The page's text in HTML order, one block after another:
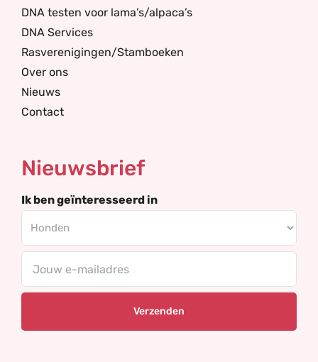
DNA testen voor lama’s/alpaca’s
DNA Services
Rasverenigingen/Stamboeken
Over ons
Nieuws
Contact
Nieuwsbrief
Ik ben geïnteresseerd in